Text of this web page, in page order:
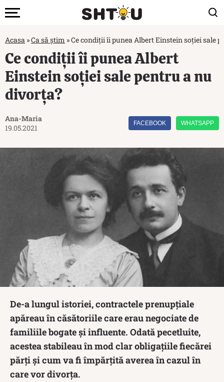
Acasa »Ca să știm »Ce condiții îi punea Albert Einstein soției sale
Ce condiții îi punea Albert
Einstein soției sale pentru a nu
divorța?
Ana-Maria
19.05.2021
FACEBOOK WHATSAPP
De-a lungul istoriei, contractele prenupţiale
apăreau în căsătoriile care erau negociate de
familiile bogate şi influente. Odată pecetluite,
acestea stabileau în mod clar obligațiile fiecărei
părţi și cum va fi împărțită averea în cazul în
care vor divorța.